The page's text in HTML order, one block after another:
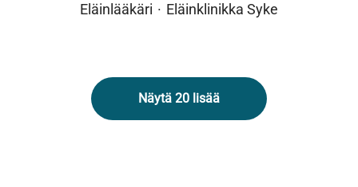
Eläinlääkäri · Eläinklinikka Syke
Näytä 20 lisää